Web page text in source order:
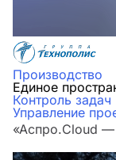
Производство
Единое
Контроль задач
Управление
«Аспро.Cloud —